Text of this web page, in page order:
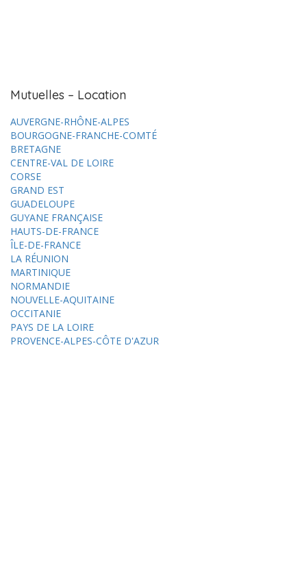
Mutuelles – Location
AUVERGNE-RHÔNE-ALPES
BOURGOGNE-FRANCHE-COMTÉ
BRETAGNE
CENTRE-VAL DE LOIRE
CORSE
GRAND EST
GUADELOUPE
GUYANE FRANÇAISE
HAUTS-DE-FRANCE
ÎLE-DE-FRANCE
LA RÉUNION
MARTINIQUE
NORMANDIE
NOUVELLE-AQUITAINE
OCCITANIE
PAYS DE LA LOIRE
PROVENCE-ALPES-CÔTE D'AZUR